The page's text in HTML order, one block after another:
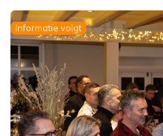
Informatie volgt